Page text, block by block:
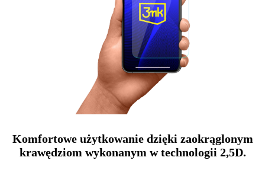
Komfortowe użytkowanie dzięki zaokrąglonym
krawędziom wykonanym w technologii 2,5D.